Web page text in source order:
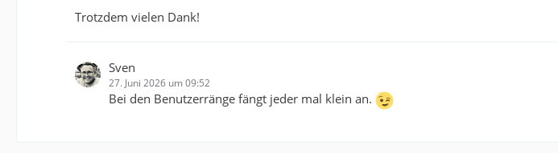
Trotzdem vielen Dank!
Sven
27. Juni 2026 um 09:52
Bei den Benutzerränge fängt jeder mal klein an.